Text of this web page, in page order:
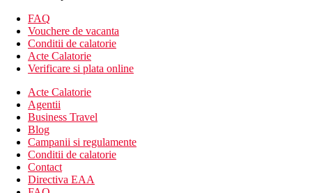
sezlonguri si umbrele contra cost
Activitati sportive
Gratuit:tenis de camp
Facilitati copii
patut gratuit
piscina pentru copii
Site-ul web
www.evabellenapa.com
Internet
Gratuit:WI-FI in hol
FAQ
Vouchere de vacanta
Conditii de calatorie
Acte Calatorie
Verificare si plata online
Acte Calatorie
Agentii
Business Travel
Blog
Campanii si regulamente
Conditii de calatorie
Contact
Directiva EAA